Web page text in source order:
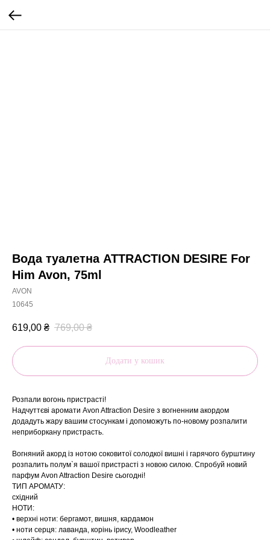
Вода туалетна ATTRACTION DESIRE For
Him Avon, 75ml
AVON
10645
619,00 ₴ 769,00 ₴
Додати у кошик
Розпали вогонь пристрасті!
Надчуттєві аромати Avon Attraction Desire з вогненним акордом
додадуть жару вашим стосункам і допоможуть по-новому розпалити
неприборкану пристрасть.
Вогняний акорд із нотою соковитої солодкої вишні і гарячого бурштину
розпалить полум`я вашої пристрасті з новою силою. Спробуй новий
парфум Avon Attraction Desire сьогодні!
ТИП АРОМАТУ:
східний
НОТИ:
• верхні ноти: бергамот, вишня, кардамон
• ноти серця: лаванда, корінь ірису, Woodleather